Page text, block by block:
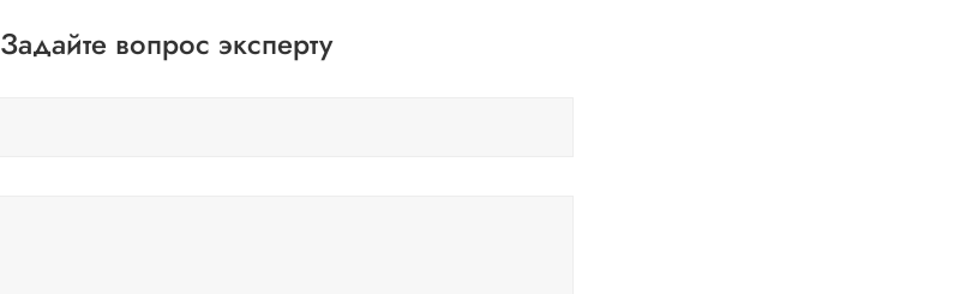
Задайте вопрос эксперту